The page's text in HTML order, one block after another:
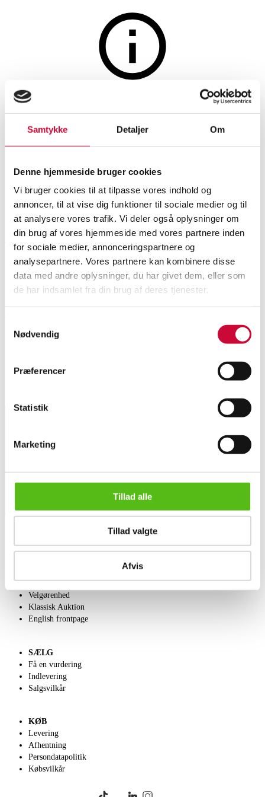
Samtykke Detaljer Om
Denne hjemmeside bruger cookies
Vi bruger cookies til at tilpasse vores indhold og
annoncer, til at vise dig funktioner til sociale medier og til
at analysere vores trafik. Vi deler også oplysninger om
din brug af vores hjemmeside med vores partnere inden
for sociale medier, annonceringspartnere og
analysepartnere. Vores partnere kan kombinere disse
data med andre oplysninger, du har givet dem, eller som
de har indsamlet fra din brug af deres tjenester.
Nødvendig
Præferencer
Statistik
Marketing
Tillad alle
Tillad valgte
Afvis
Sofaer, sofagrupper
Grete Jalk (1920-2005) for France & Sæn: Tre-pers. sofa med ...
Grete Jalk (1920-2005) for
France & Sæn: Tre-pers. sofa
med stel af massivt teaktræ
SHOWROOM
Hørsholm
VURDERING
DKK 6.200
VARENUMMER
6594880
Momsvare
Beskrivelse
fjederhynder betrukket med lyst nistret uld. Fremstillet og stemplet hos
France & Søn, model 167, Grand Danois. L. 195 cm. Fremstår med alm.
fjernes ret nemt.
Tilmeld dig vores nyhedsbrev og modtag nyheder samt
Kontakt os
Velgørenhed
Klassisk Auktion
English frontpage
SÆLG
Få en vurdering
Indlevering
Salgsvilkår
KØB
Levering
Afhentning
Persondatapolitik
Købsvilkår